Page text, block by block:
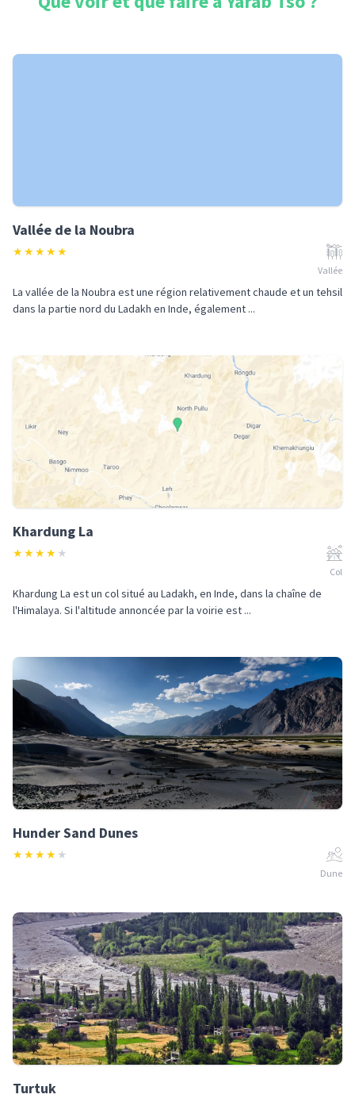
Vallée de la Noubra
★★★★★
Vallée
La vallée de la Noubra est une région relativement chaude et un tehsil
dans la partie nord du Ladakh en Inde, également ...
Khardung La
★★★★ ★
Col
Khardung La est un col situé au Ladakh, en Inde, dans la chaîne de
l'Himalaya. Si l'altitude annoncée par la voirie est ...
Hunder Sand Dunes
★★★★ ★
Dune
Turtuk